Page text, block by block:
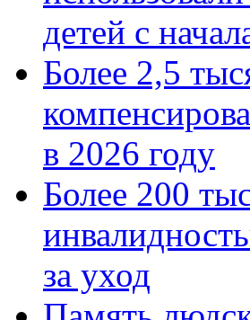
детей с
Более 2,5
в 2026 году
Более 200
за уход